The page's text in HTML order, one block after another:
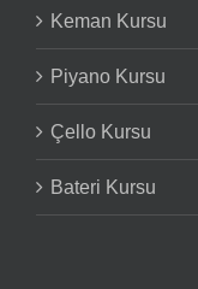
Keman Kursu
Piyano Kursu
Çello Kursu
Bateri Kursu